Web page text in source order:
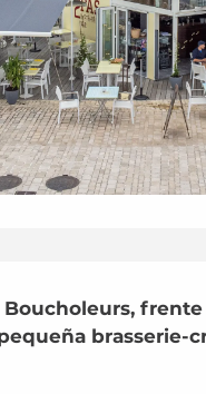
frente
brasserie-